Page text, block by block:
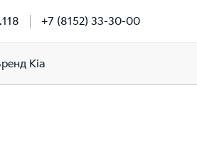
+7 (8152) 33-30-00
Kia